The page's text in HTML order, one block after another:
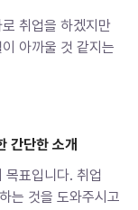
취업을 하겠지만
아까울 것 같지는
간단한 소개
표입니다. 취업
는 것을 도와주시고